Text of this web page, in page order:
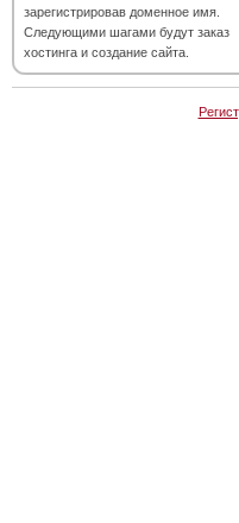
зарегистрировав доменное имя.
Следующими шагами будут заказ
хостинга и создание сайта.